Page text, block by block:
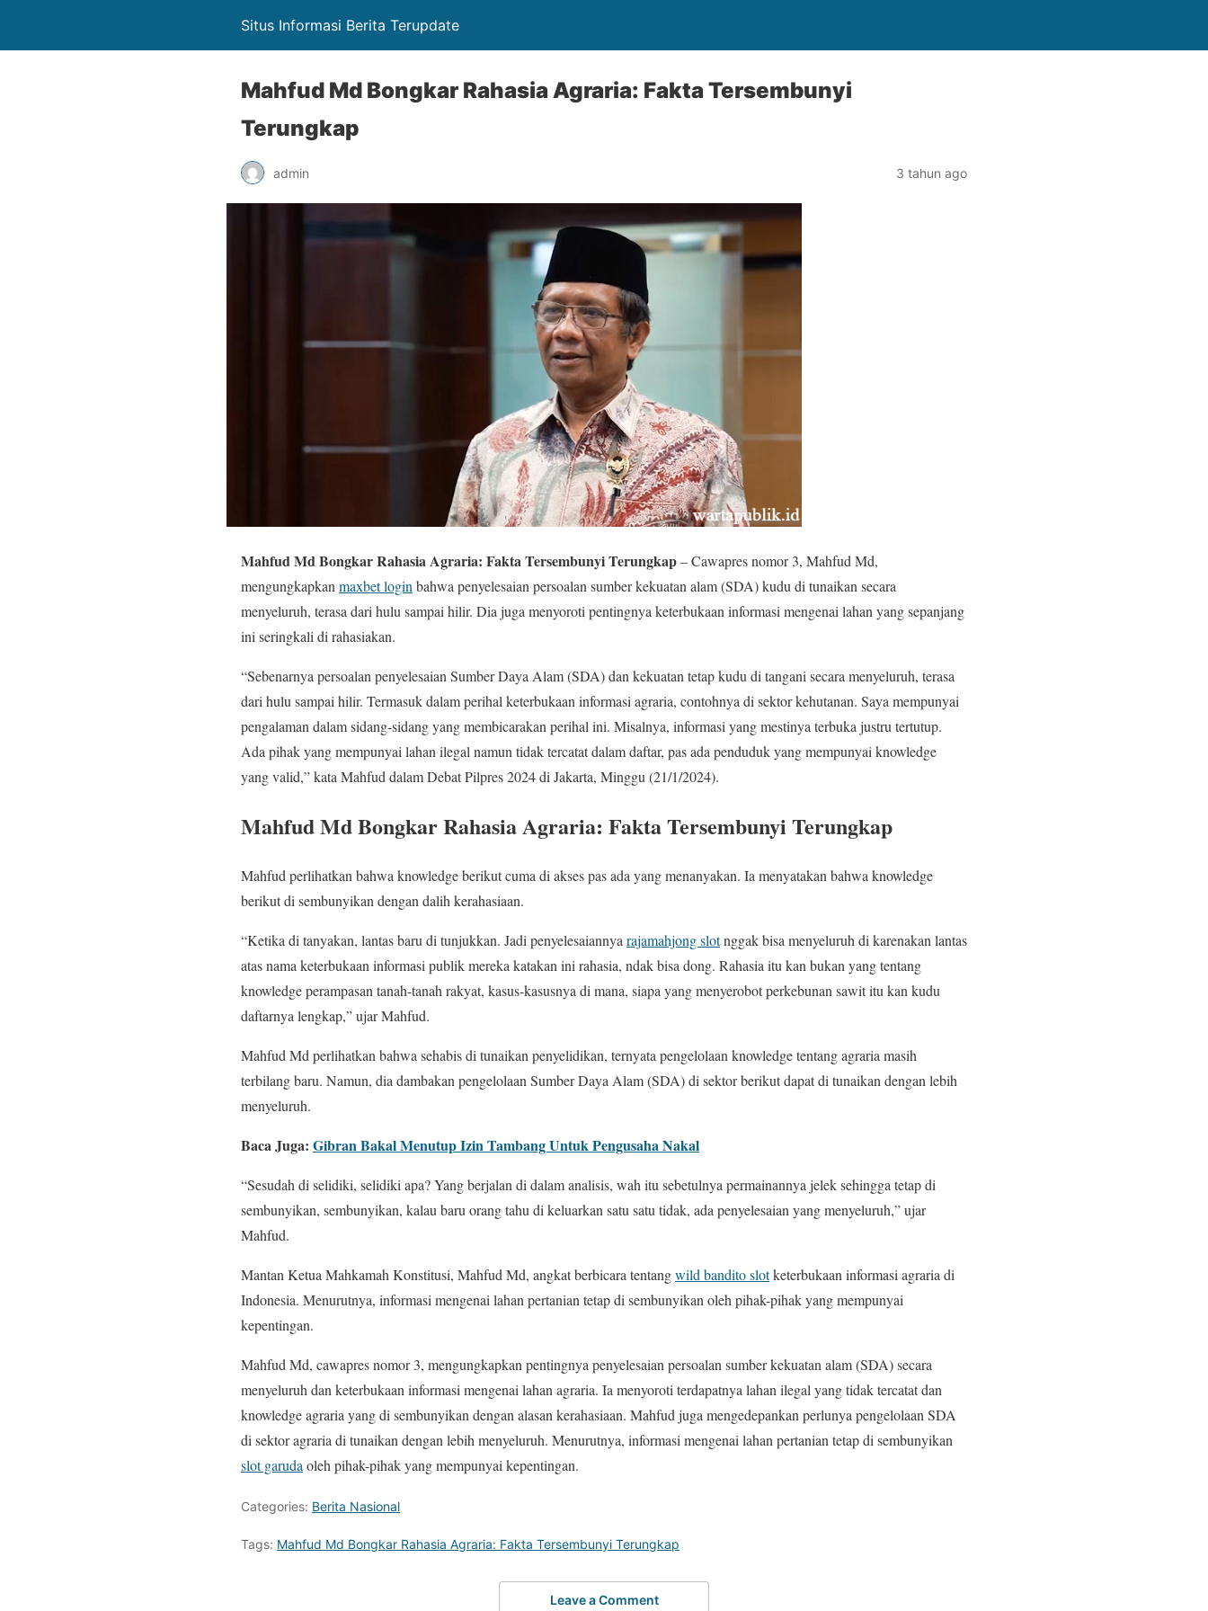
Situs Informasi Berita Terupdate
Mahfud Md Bongkar Rahasia Agraria: Fakta Tersembunyi
Terungkap
admin 3 tahun ago
Mahfud Md Bongkar Rahasia Agraria: Fakta Tersembunyi Terungkap– Cawapres nomor 3, Mahfud Md,
mengungkapkan maxbet login bahwa penyelesaian persoalan sumber kekuatan alam (SDA) kudu di tunaikan secara
menyeluruh, terasa dari hulu sampai hilir. Dia juga menyoroti pentingnya keterbukaan informasi mengenai lahan yang sepanjang
ini seringkali di rahasiakan.
“Sebenarnya persoalan penyelesaian Sumber Daya Alam (SDA) dan kekuatan tetap kudu di tangani secara menyeluruh, terasa
dari hulu sampai hilir. Termasuk dalam perihal keterbukaan informasi agraria, contohnya di sektor kehutanan. Saya mempunyai
pengalaman dalam sidang-sidang yang membicarakan perihal ini. Misalnya, informasi yang mestinya terbuka justru tertutup.
Ada pihak yang mempunyai lahan ilegal namun tidak tercatat dalam daftar, pas ada penduduk yang mempunyai knowledge
yang valid,” kata Mahfud dalam Debat Pilpres 2024 di Jakarta, Minggu (21/1/2024).
Mahfud Md Bongkar Rahasia Agraria: Fakta Tersembunyi Terungkap
Mahfud perlihatkan bahwa knowledge berikut cuma di akses pas ada yang menanyakan. Ia menyatakan bahwa knowledge
berikut di sembunyikan dengan dalih kerahasiaan.
“Ketika di tanyakan, lantas baru di tunjukkan. Jadi penyelesaiannya rajamahjong slotnggak bisa menyeluruh di karenakan lantas
atas nama keterbukaan informasi publik mereka katakan ini rahasia, ndak bisa dong. Rahasia itu kan bukan yang tentang
knowledge perampasan tanah-tanah rakyat, kasus-kasusnya di mana, siapa yang menyerobot perkebunan sawit itu kan kudu
daftarnya lengkap,” ujar Mahfud.
Mahfud Md perlihatkan bahwa sehabis di tunaikan penyelidikan, ternyata pengelolaan knowledge tentang agraria masih
terbilang baru. Namun, dia dambakan pengelolaan Sumber Daya Alam (SDA) di sektor berikut dapat di tunaikan dengan lebih
menyeluruh.
Baca Juga: Gibran Bakal Menutup Izin Tambang Untuk Pengusaha Nakal
“Sesudah di selidiki, selidiki apa? Yang berjalan di dalam analisis, wah itu sebetulnya permainannya jelek sehingga tetap di
sembunyikan, sembunyikan, kalau baru orang tahu di keluarkan satu satu tidak, ada penyelesaian yang menyeluruh,” ujar
Mahfud.
Mantan Ketua Mahkamah Konstitusi, Mahfud Md, angkat berbicara tentangwild bandito slotketerbukaan informasi agraria di
Indonesia. Menurutnya, informasi mengenai lahan pertanian tetap di sembunyikan oleh pihak-pihak yang mempunyai
kepentingan.
Mahfud Md, cawapres nomor 3, mengungkapkan pentingnya penyelesaian persoalan sumber kekuatan alam (SDA) secara
menyeluruh dan keterbukaan informasi mengenai lahan agraria. Ia menyoroti terdapatnya lahan ilegal yang tidak tercatat dan
knowledge agraria yang di sembunyikan dengan alasan kerahasiaan. Mahfud juga mengedepankan perlunya pengelolaan SDA
di sektor agraria di tunaikan dengan lebih menyeluruh. Menurutnya, informasi mengenai lahan pertanian tetap di sembunyikan
slot garuda oleh pihak-pihak yang mempunyai kepentingan.
Categories: Berita Nasional
Tags: Mahfud Md Bongkar Rahasia Agraria: Fakta Tersembunyi Terungkap
Leave a Comment